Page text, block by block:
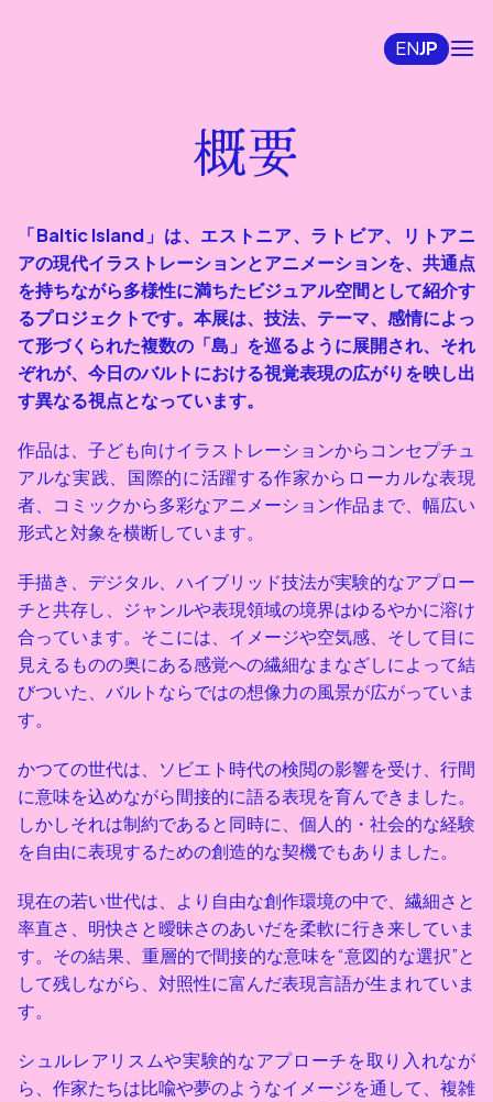
JP
EN
概要
「Baltic Island」は、エストニア、ラトビア、リトアニ
アの現代イラストレーションとアニメーションを、共通点
を持ちながら多様性に満ちたビジュアル空間として紹介す
るプロジェクトです。本展は、技法、テーマ、感情によっ
て形づくられた複数の「島」を巡るように展開され、それ
ぞれが、今日のバルトにおける視覚表現の広がりを映し出
す異なる視点となっています。
作品は、子ども向けイラストレーションからコンセプチュ
アルな実践、国際的に活躍する作家からローカルな表現
者、コミックから多彩なアニメーション作品まで、幅広い
形式と対象を横断しています。
手描き、デジタル、ハイブリッド技法が実験的なアプロー
チと共存し、ジャンルや表現領域の境界はゆるやかに溶け
合っています。そこには、イメージや空気感、そして目に
見えるものの奥にある感覚への繊細なまなざしによって結
びついた、バルトならではの想像力の風景が広がっていま
す。
かつての世代は、ソビエト時代の検閲の影響を受け、行間
に意味を込めながら間接的に語る表現を育んできました。
しかしそれは制約であると同時に、個人的・社会的な経験
を自由に表現するための創造的な契機でもありました。
現在の若い世代は、より自由な創作環境の中で、繊細さと
率直さ、明快さと曖昧さのあいだを柔軟に行き来していま
す。その結果、重層的で間接的な意味を“意図的な選択”と
して残しながら、対照性に富んだ表現言語が生まれていま
す。
シュルレアリスムや実験的なアプローチを取り入れなが
ら、作家たちは比喩や夢のようなイメージを通して、複雑